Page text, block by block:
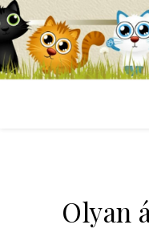
Olyan